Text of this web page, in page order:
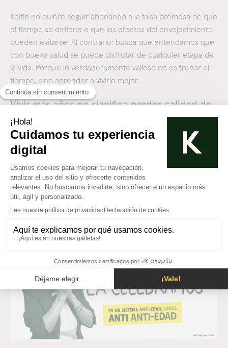
Koltin no quiere seguir abonando a la falsa promesa de que
el tiempo se detiene o que los efectos del envejecimiento
pueden evitarse. Al contrario: busca que entendamos que
con buena salud se puede disfrutar de cualquier etapa de
la vida. Porque lo verdaderamente valioso no es frenar el
tiempo, sino aprender a vivirlo mejor.
Vivir más años no significa perder calidad de
vida
Anti anti-edad no es solo una campaña, es un movimiento
que busca inspirar a más personas a replantearse los
estereotipos y reconocer que cada etapa de la vida tiene
un valor único. Vivir más años no significa perder calidad de
vida, sino ganar oportunidades para disfrutar, aprender y
contribuir.